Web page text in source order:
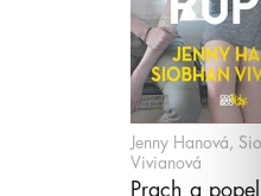
Jenny Hanová,
Vivianová
Prach a popel